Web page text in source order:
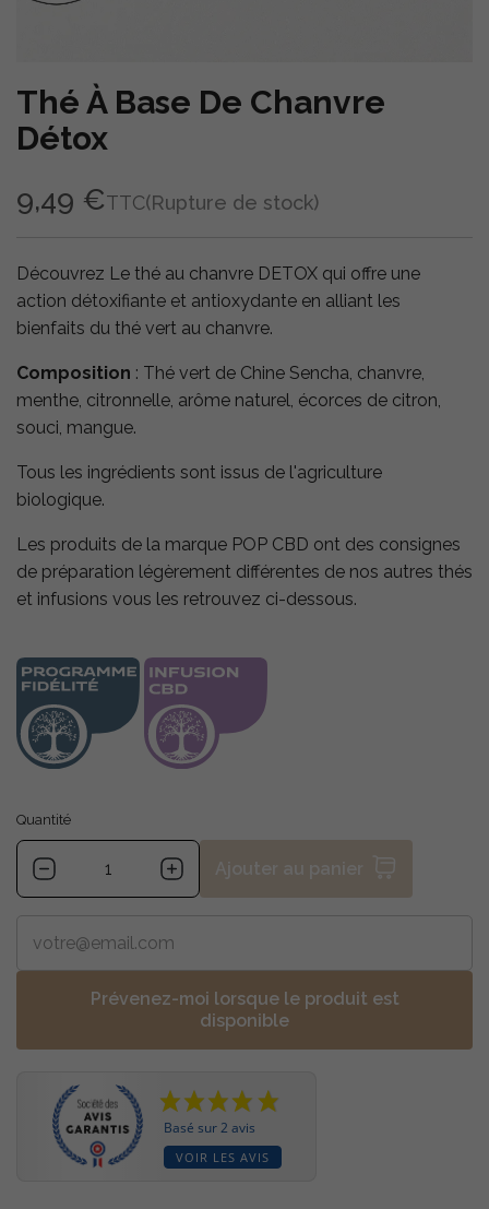
Thé À Base De Chanvre
Détox
9,49 €TTC(Rupture de stock)
Découvrez Le thé au chanvre DETOX qui offre une
action détoxifiante et antioxydante en alliant les
bienfaits du thé vert au chanvre.
Composition : Thé vert de Chine Sencha, chanvre,
menthe, citronnelle, arôme naturel, écorces de citron,
souci, mangue.
Tous les ingrédients sont issus de l'agriculture
biologique.
Les produits de la marque POP CBD ont des consignes
de préparation légèrement différentes de nos autres thés
et infusions vous les retrouvez ci-dessous.
Quantité
Ajouter au panier
Prévenez-moi lorsque le produit est
disponible
Basé sur 2 avis
VOIR LES AVIS